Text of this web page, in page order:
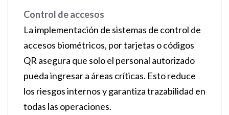
Control de accesos
La implementación de sistemas de control de
accesos biométricos, por tarjetas o códigos
QR asegura que solo el personal autorizado
pueda ingresar a áreas críticas. Esto reduce
los riesgos internos y garantiza trazabilidad en
todas las operaciones.